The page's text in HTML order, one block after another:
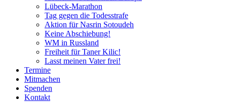
Lübeck-Marathon
Tag gegen die Todesstrafe
Aktion für Nasrin Sotoudeh
Keine Abschiebung!
WM in Russland
Freiheit für Taner Kilic!
Lasst meinen Vater frei!
Termine
Mitmachen
Spenden
Kontakt